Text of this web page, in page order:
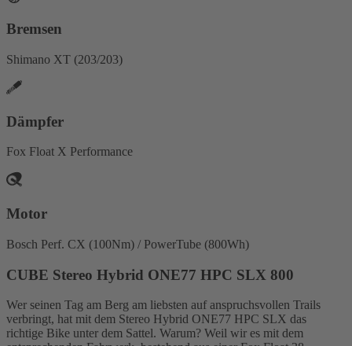
Bremsen
Shimano XT (203/203)
Dämpfer
Fox Float X Performance
Motor
Bosch Perf. CX (100Nm) / PowerTube (800Wh)
CUBE Stereo Hybrid ONE77 HPC SLX 800
Wer seinen Tag am Berg am liebsten auf anspruchsvollen Trails
verbringt, hat mit dem Stereo Hybrid ONE77 HPC SLX das
richtige Bike unter dem Sattel. Warum? Weil wir es mit dem